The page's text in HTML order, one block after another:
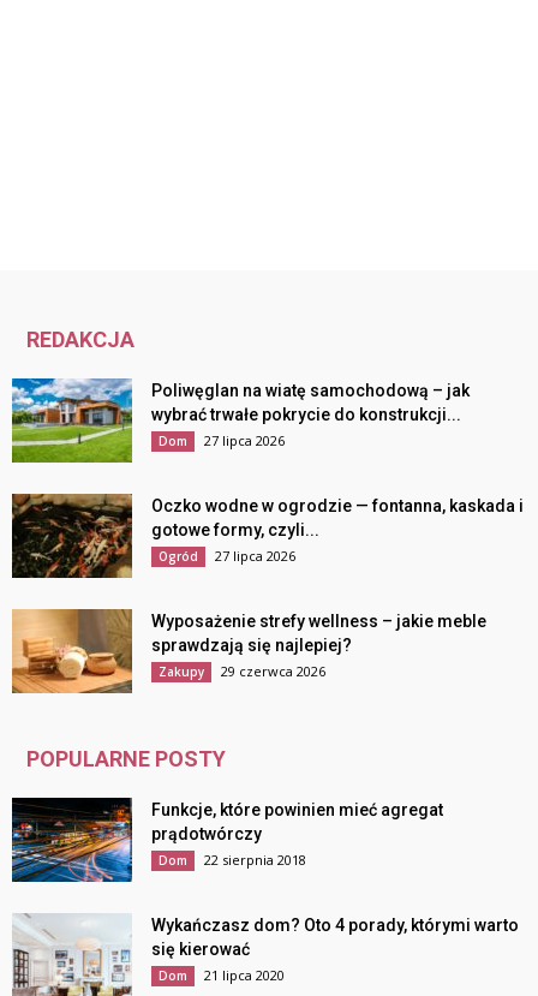
REDAKCJA
Poliwęglan na wiatę samochodową – jak
wybrać trwałe pokrycie do konstrukcji...
Dom 27 lipca 2026
Oczko wodne w ogrodzie — fontanna, kaskada i
gotowe formy, czyli...
Ogród 27 lipca 2026
Wyposażenie strefy wellness – jakie meble
sprawdzają się najlepiej?
Zakupy 29 czerwca 2026
POPULARNE POSTY
Funkcje, które powinien mieć agregat
prądotwórczy
Dom 22 sierpnia 2018
Wykańczasz dom? Oto 4 porady, którymi warto
się kierować
Dom 21 lipca 2020